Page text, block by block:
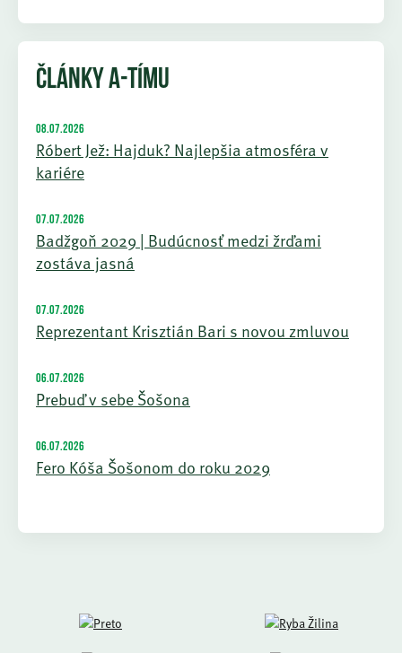
ČLÁNKY A-TÍMU
08.07.2026
Róbert Jež: Hajduk? Najlepšia atmosféra v
kariére
07.07.2026
Badžgoň 2029 | Budúcnosť medzi žrďami
zostáva jasná
07.07.2026
Reprezentant Krisztián Bari s novou zmluvou
06.07.2026
Prebuď v sebe Šošona
06.07.2026
Fero Kóša Šošonom do roku 2029